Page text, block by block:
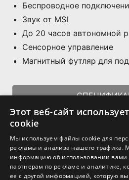
Беспроводное
Звук от MSI
До 20 часов автономной
Сенсорное управление
Магнитный футляр для
ГДЕ
Этот веб-сайт
cookie
Мы используем файлы cookie для
рекламы и анализа нашего трафика.
информацию об использовании
партнерам по рекламе и аналитике,
ее с другой информацией, которую